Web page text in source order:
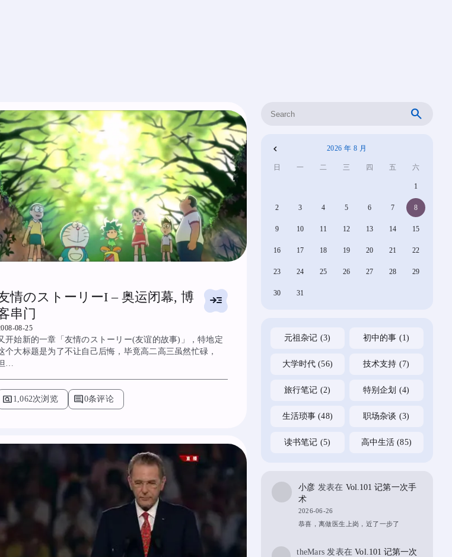
情のストーリーI – 奥运闭幕, 博
串门
08-25
read_more
开始新的一章「友情のストーリー(友谊的故事)」，特地定
个大标题是为了不让自己后悔，毕竟高二高三虽然忙碌，
…
pageview 1,062次浏览 comment0条评论
2026 年 8 月
日 一 二 三 四 五 六
1
2 3 4 5 6 7 8
9 10 11 12 13 14 15
16 17 18 19 20 21 22
23 24 25 26 27 28 29
30 31
«
元祖杂记 (3) 初中的事 (1)
大学时代(56) 技术支持 (7)
旅行笔记 (2) 特别企划 (4)
生活琐事(48) 职场杂谈 (3)
读书笔记 (5) 高中生活(85)
小彦 发表在 Vol.101 记第一次手
术
2026-06-26
恭喜，离做医生上岗，近了一步了
theMars 发表在Vol.101 记第一次